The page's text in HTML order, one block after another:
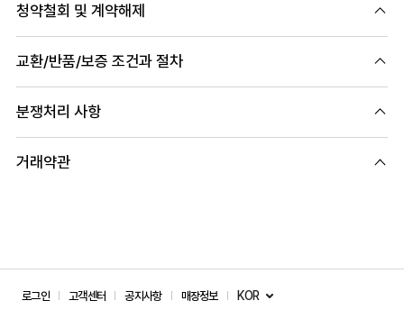
청약철회 및 계약해제
교환/반품/보증 조건과 절차
분쟁처리 사항
거래약관
로그인 고객센터 공지사항 매장정보 KOR